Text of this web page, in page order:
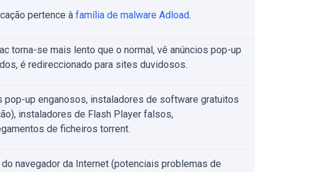
pertence à família de malware Adload.
torna-se mais lento que o normal, vê anúncios pop-up
é redireccionado para sites duvidosos.
pop-up enganosos, instaladores de software gratuitos
instaladores de Flash Player falsos,
de ficheiros torrent.
navegador da Internet (potenciais problemas de